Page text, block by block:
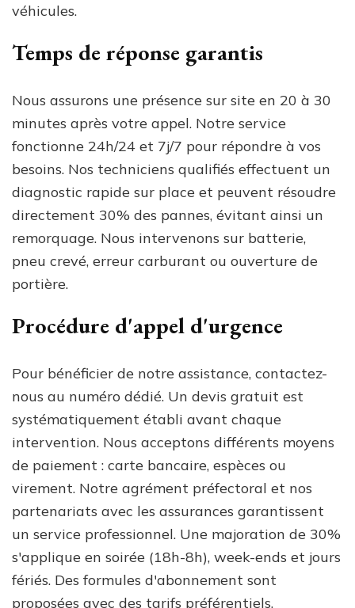
véhicules.
Temps de réponse garantis
Nous assurons une présence sur site en 20 à 30
minutes après votre appel. Notre service
fonctionne 24h/24 et 7j/7 pour répondre à vos
besoins. Nos techniciens qualifiés effectuent un
diagnostic rapide sur place et peuvent résoudre
directement 30% des pannes, évitant ainsi un
remorquage. Nous intervenons sur batterie,
pneu crevé, erreur carburant ou ouverture de
portière.
Procédure d'appel d'urgence
Pour bénéficier de notre assistance, contactez-
nous au numéro dédié. Un devis gratuit est
systématiquement établi avant chaque
intervention. Nous acceptons différents moyens
de paiement : carte bancaire, espèces ou
virement. Notre agrément préfectoral et nos
partenariats avec les assurances garantissent
un service professionnel. Une majoration de 30%
s'applique en soirée (18h-8h), week-ends et jours
fériés. Des formules d'abonnement sont
proposées avec des tarifs préférentiels.